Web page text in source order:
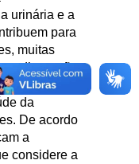
urinária e a
para
muitas
a discussão
em
da
De acordo
a
considere a